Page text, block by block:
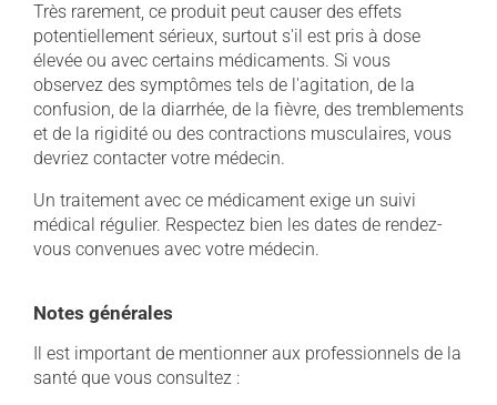
Très rarement, ce produit peut causer des effets
potentiellement sérieux, surtout s'il est pris à dose
élevée ou avec certains médicaments. Si vous
observez des symptômes tels de l'agitation, de la
confusion, de la diarrhée, de la fièvre, des tremblements
et de la rigidité ou des contractions musculaires, vous
devriez contacter votre médecin.
Un traitement avec ce médicament exige un suivi
médical régulier. Respectez bien les dates de rendez-
vous convenues avec votre médecin.
Notes générales
Il est important de mentionner aux professionnels de la
santé que vous consultez :